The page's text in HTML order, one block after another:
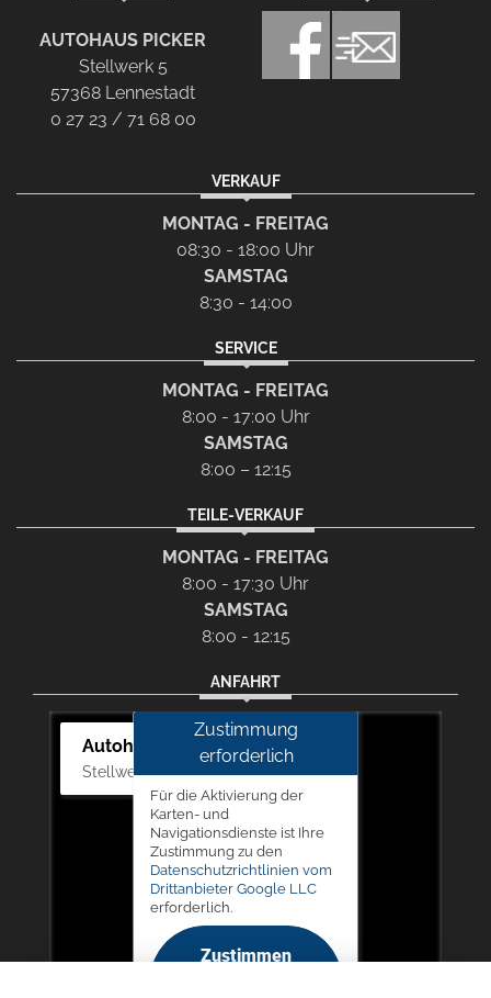
AUTOHAUS PICKER
Stellwerk 5
57368 Lennestadt
0 27 23 / 71 68 00
VERKAUF
MONTAG - FREITAG
08:30 - 18:00 Uhr
SAMSTAG
8:30 - 14:00
SERVICE
MONTAG - FREITAG
8:00 - 17:00 Uhr
SAMSTAG
8:00 – 12:15
TEILE-VERKAUF
MONTAG - FREITAG
8:00 - 17:30 Uhr
SAMSTAG
8:00 - 12:15
ANFAHRT
Autohaus Picker
Stellwerk 5, 57368 Lennestadt
Zustimmung
erforderlich
Für die Aktivierung der
Karten- und
Navigationsdienste ist Ihre
Zustimmung zu den
Datenschutzrichtlinien vom
Drittanbieter Google LLC
erforderlich.
Zustimmen